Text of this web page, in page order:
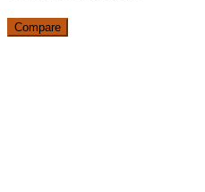
Compare